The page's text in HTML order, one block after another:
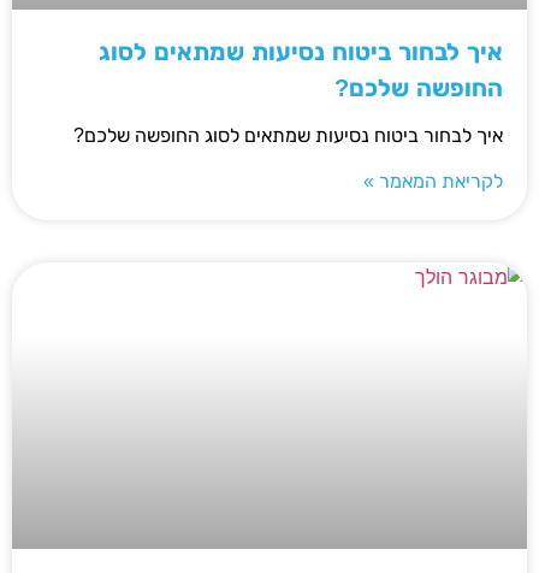
איך לבחור ביטוח נסיעות שמתאים לסוג
החופשה שלכם?
איך לבחור ביטוח נסיעות שמתאים לסוג החופשה שלכם?
לקריאת המאמר »